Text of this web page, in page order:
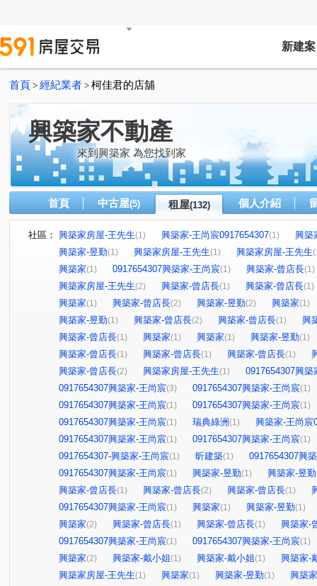
新建案
首頁 > 經紀業者 > 柯佳君的店舖
興築家不動產
來到興築家 為您找到家
首頁 中古屋(5) 租屋(132) 個人介紹
社區： 興築家房屋-王先生(1) 興築家-王尚宸0917654307(1)
興築
興築家-昱勤(1) 興築家房屋-王先生(1) 興築家房屋-王先生
興築家(1) 0917654307興築家-王尚宸(1) 興築家-曾店長(1)
興築家房屋-王先生(2) 興築家-曾店長(1) 興築家-曾店長(1)
興築家(1) 興築家-曾店長(2) 興築家-昱勤(2) 興築家(1)
興築家-昱勤(1) 興築家-曾店長(2) 興築家-曾店長(1)
興
興築家-曾店長(1) 興築家(1) 興築家(1) 興築家-昱勤(1)
興築家-曾店長(1) 興築家-曾店長(1) 興築家-曾店長(1)
興築家-曾店長(2) 興築家房屋-王先生(1)
0917654307興築
0917654307興築家-王尚宸(3) 0917654307興築家-王尚宸(1)
0917654307興築家-王尚宸(1) 0917654307興築家-王尚宸(1)
0917654307興築家-王尚宸(1) 瑞典綠洲 (1)
興築家-王尚宸
0917654307興築家-王尚宸(1) 0917654307興築家-王尚宸(1)
0917654307-興築家-王尚宸(1) 昕建築(1)
0917654307興
0917654307興築家-王尚宸(1) 興築家-昱勤(1) 興築家-昱勤
興築家-曾店長(1) 興築家-曾店長(2) 興築家-曾店長(1)
0917654307興築家-王尚宸(1) 興築家(1) 興築家-昱勤(1)
興築家(2) 興築家-曾店長(1) 興築家-曾店長(1)
興築家-
0917654307興築家-王尚宸(1) 0917654307興築家-王尚宸(1)
興築家(2) 興築家-戴小姐(1) 興築家-戴小姐(1)
興築家-
興築家房屋-王先生(1) 興築家(1) 興築家-昱勤(1)
興築